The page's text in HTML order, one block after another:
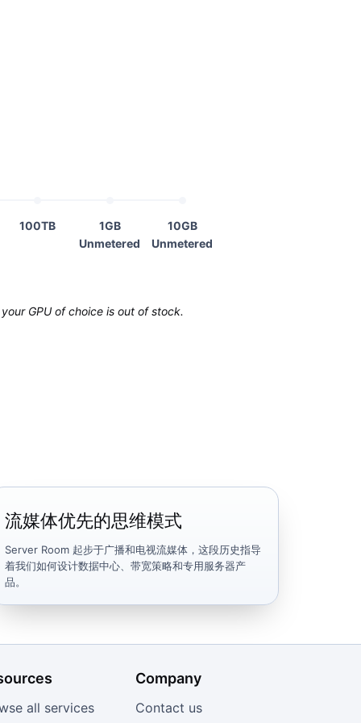
100TB
1GB
Unmetered
10GB
Unmetered
GPU of choice is out of stock.
流媒体优先的思维模式
Server Room 起步于广播和电视流媒体，这段历史指导
着我们如何设计数据中心、带宽策略和专用服务器产
品。
all services
Company
Contact us